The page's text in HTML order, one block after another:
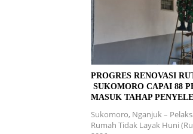
PROGRES RENOVASI
SUKOMORO CAPAI 88
MASUK TAHAP
Sukomoro, Nganjuk –
Rumah Tidak Layak Huni